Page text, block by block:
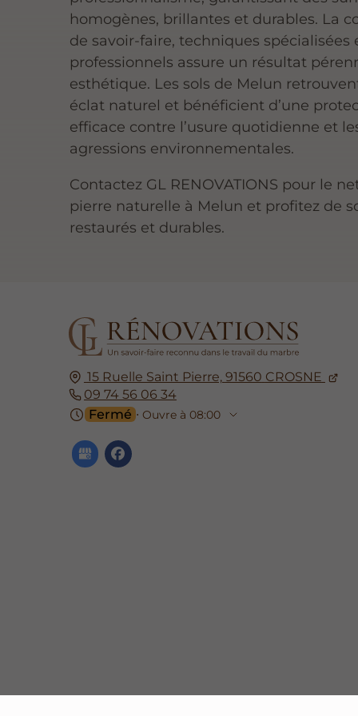
homogènes, brillantes et durables. La
de savoir-faire, techniques spécialisées
professionnels assure un résultat
esthétique. Les sols de Melun
éclat naturel et bénéficient d’une
efficace contre l’usure quotidienne et
agressions environnementales.
Contactez GL RENOVATIONS pour le
pierre naturelle à Melun et profitez de
restaurés et durables.
15 Ruelle Saint Pierre, 91560 CROSNE
09 74 56 06 34
Fermé ⋅ Ouvre à 08:00